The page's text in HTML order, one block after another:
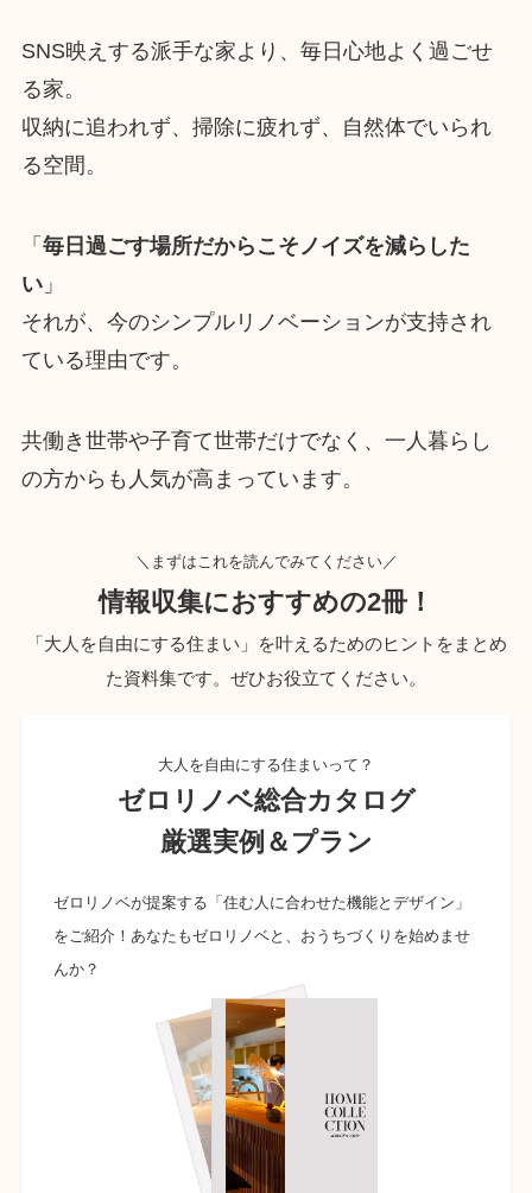
SNS映えする派手な家より、毎日心地よく過ごせ
る家。
収納に追われず、掃除に疲れず、自然体でいられ
る空間。
「 毎日過ごす場所だからこそノイズを減らした
い」
それが、今のシンプルリノベーションが支持され
ている理由です。
共働き世帯や子育て世帯だけでなく、一人暮らし
の方からも人気が高まっています。
＼まずはこれを読んでみてください／
情報収集におすすめの2冊！
「大人を自由にする住まい」を叶えるためのヒントをまとめ
た資料集です。ぜひお役立てください。
大人を自由にする住まいって？
ゼロリノベ総合カタログ
厳選実例＆プラン
ゼロリノベが提案する「住む人に合わせた機能とデザイン」
をご紹介！あなたもゼロリノベと、おうちづくりを始めませ
んか？